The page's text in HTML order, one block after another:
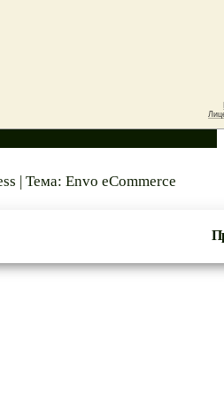
| Тема: Envo eCommerce